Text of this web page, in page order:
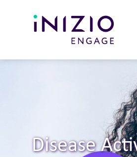
Disease